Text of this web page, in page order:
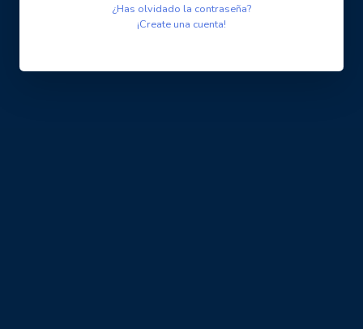
¿Has olvidado la contraseña?
¡Create una cuenta!